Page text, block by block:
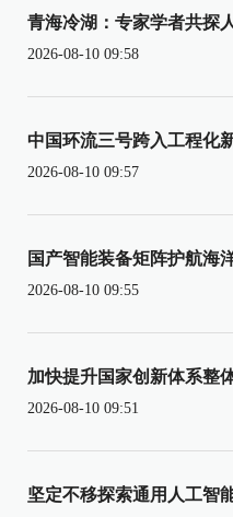
青海冷湖：专家学者共探
2026-08-10 09:58
中国环流三号跨入工程化
2026-08-10 09:57
国产智能装备矩阵护航海
2026-08-10 09:55
加快提升国家创新体系整
2026-08-10 09:51
坚定不移探索通用人工智